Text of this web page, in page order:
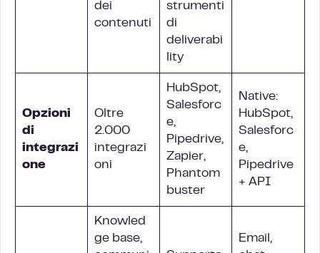
dei
contenuti
strumenti
di
deliverabi
lity
Opzioni
di
integrazi
one
Oltre
2.000
integrazi
oni
HubSpot,
Salesforc
e,
Pipedrive,
Zapier,
Phantom
buster
Native:
HubSpot,
Salesforc
e,
Pipedrive
+ API
Knowled
ge base,
Email,